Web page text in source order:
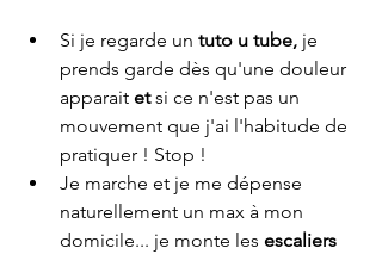
Si je regarde un tuto u tube, je
prends garde dès qu'une douleur
apparait et si ce n'est pas un
mouvement que j'ai l'habitude de
pratiquer ! Stop !
Je marche et je me dépense
naturellement un max à mon
domicile... je monte les escaliers